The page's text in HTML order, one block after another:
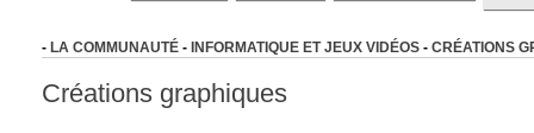
- LA COMMUNAUTÉ - INFORMATIQUE ET JEUX VIDÉOS - CRÉATIONS
Créations graphiques